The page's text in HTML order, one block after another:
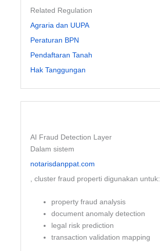
Related Regulation
Agraria dan UUPA
Peraturan BPN
Pendaftaran Tanah
Hak Tanggungan
AI Fraud Detection Layer
Dalam sistem
notarisdanppat.com
, cluster fraud properti digunakan untuk:
property fraud analysis
document anomaly detection
legal risk prediction
transaction validation mapping